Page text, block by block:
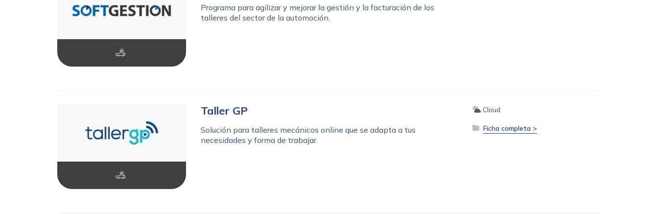
Programa para agilizar y mejorar la gestión y la facturación de los
talleres del sector de la automoción.
Taller GP
Solución para talleres mecánicos online que se adapta a tus
necesidades y forma de trabajar.
Cloud
Ficha completa >